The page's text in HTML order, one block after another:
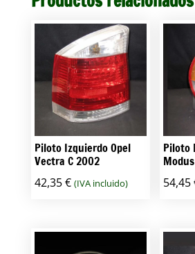
Piloto Izquierdo Opel
Vectra C 2002
42,35€ (IVA incluido)
Piloto
54,45